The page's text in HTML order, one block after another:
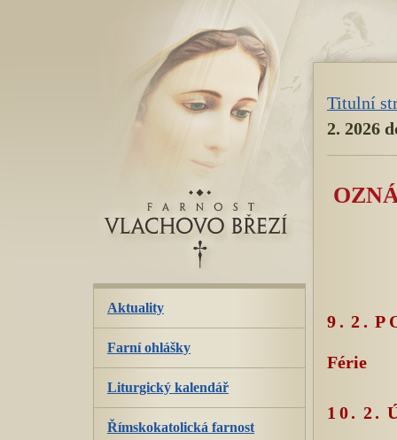
Titulní
2. 2026
9. 2.
Férie
10. 2.
Aktuality
Farní ohlášky
Liturgický kalendář
Římskokatolická farnost